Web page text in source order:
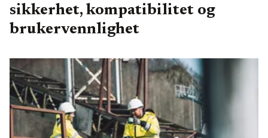
sikkerhet, kompatibilitet og
brukervennlighet